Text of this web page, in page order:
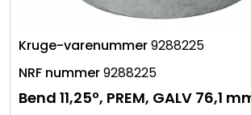
9288225
9288225
Bend 11,25º, PREM, GALV 76,1